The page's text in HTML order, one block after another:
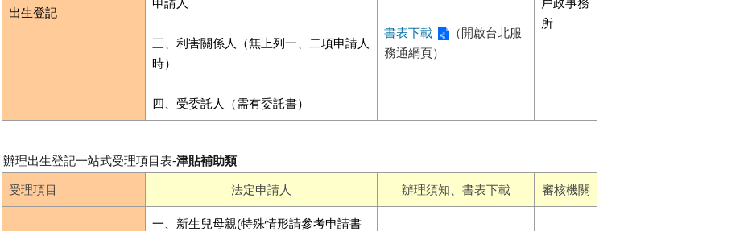
出生登記
申請人
三、利害關係人（無上列一、二項申請人
時）
四、受委託人（需有委託書）
書表下載
（開啟台北服
務通網頁）
戶政事務
所
辦理出生登記一站式受理項目表-津貼補助類
受理項目 法定申請人 辦理須知、書表下載 審核機關
一、新生兒母親(特殊情形請參考申請書